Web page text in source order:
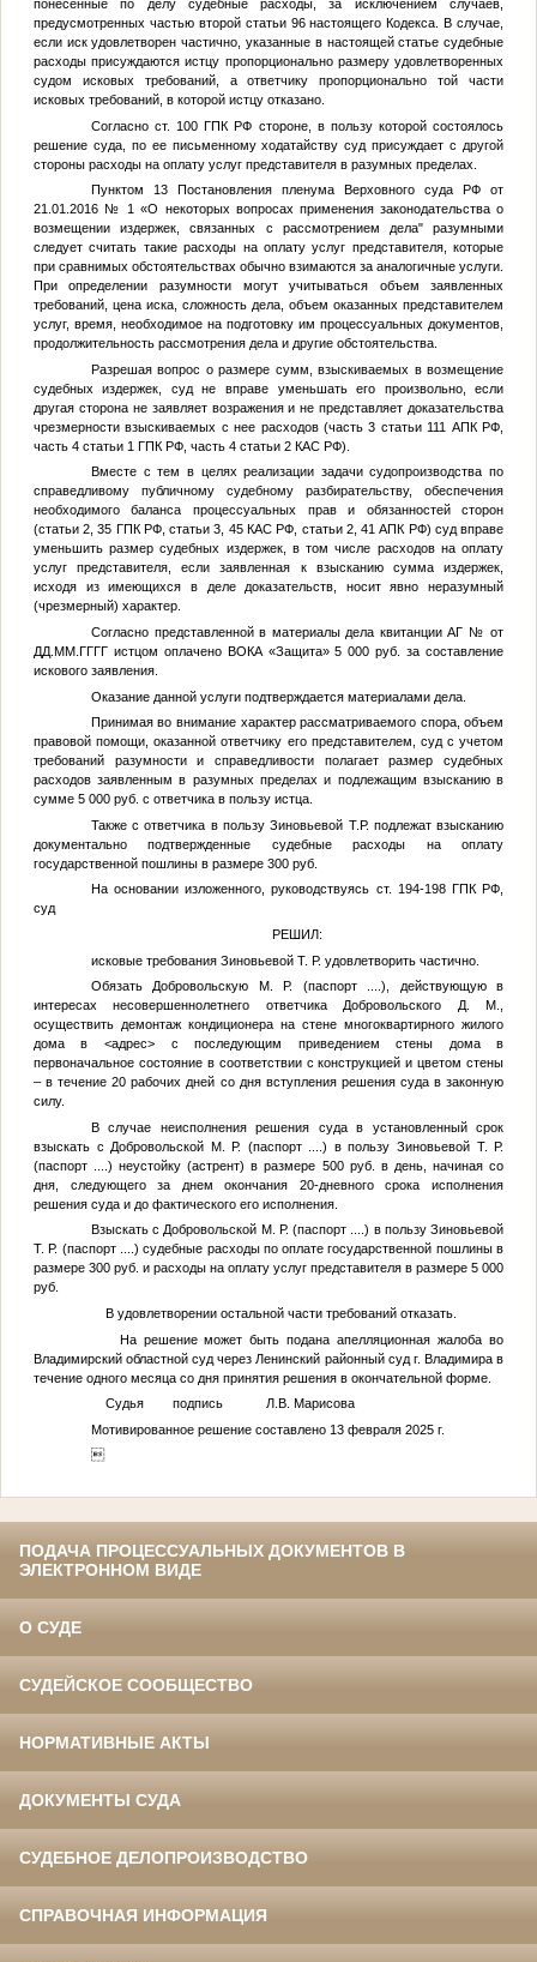
понесенные по делу судебные расходы, за исключением случаев,
предусмотренных частью второй статьи 96 настоящего Кодекса. В случае,
если иск удовлетворен частично, указанные в настоящей статье судебные
расходы присуждаются истцу пропорционально размеру удовлетворенных
судом исковых требований, а ответчику пропорционально той части
исковых требований, в которой истцу отказано.
Согласно ст. 100 ГПК РФ стороне, в пользу которой состоялось
решение суда, по ее письменному ходатайству суд присуждает с другой
стороны расходы на оплату услуг представителя в разумных пределах.
Пунктом 13 Постановления пленума Верховного суда РФ от
21.01.2016 № 1 «О некоторых вопросах применения законодательства о
возмещении издержек, связанных с рассмотрением дела" разумными
следует считать такие расходы на оплату услуг представителя, которые
при сравнимых обстоятельствах обычно взимаются за аналогичные услуги.
При определении разумности могут учитываться объем заявленных
требований, цена иска, сложность дела, объем оказанных представителем
услуг, время, необходимое на подготовку им процессуальных документов,
продолжительность рассмотрения дела и другие обстоятельства.
Разрешая вопрос о размере сумм, взыскиваемых в возмещение
судебных издержек, суд не вправе уменьшать его произвольно, если
другая сторона не заявляет возражения и не представляет доказательства
чрезмерности взыскиваемых с нее расходов (часть 3 статьи 111 АПК РФ,
часть 4 статьи 1 ГПК РФ, часть 4 статьи 2 КАС РФ).
Вместе с тем в целях реализации задачи судопроизводства по
справедливому публичному судебному разбирательству, обеспечения
необходимого баланса процессуальных прав и обязанностей сторон
(статьи 2, 35 ГПК РФ, статьи 3, 45 КАС РФ, статьи 2, 41 АПК РФ) суд вправе
уменьшить размер судебных издержек, в том числе расходов на оплату
услуг представителя, если заявленная к взысканию сумма издержек,
исходя из имеющихся в деле доказательств, носит явно неразумный
(чрезмерный) характер.
Согласно представленной в материалы дела квитанции АГ № от
ДД.ММ.ГГГГистцом оплачено ВОКА «Защита» 5 000 руб. за составление
искового заявления.
Оказание данной услуги подтверждается материалами дела.
Принимая во внимание характер рассматриваемого спора, объем
правовой помощи, оказанной ответчику его представителем, суд с учетом
требований разумности и справедливости полагает размер судебных
расходов заявленным в разумных пределах и подлежащим взысканию в
сумме 5 000 руб. с ответчика в пользу истца.
Также с ответчика в пользуЗиновьевой Т.Р. подлежат взысканию
документально подтвержденные судебные расходы на оплату
государственной пошлины в размере 300 руб.
На основании изложенного, руководствуясь ст. 194-198 ГПК РФ,
суд
РЕШИЛ:
исковые требования Зиновьевой Т. Р. удовлетворить частично.
Обязать Добровольскую М. Р. (паспорт ....), действующую в
интересах несовершеннолетнего ответчика Добровольского Д. М.
осуществить демонтаж кондиционера на стене многоквартирного жилого
дома в <адрес> с последующим приведением стены дома в
первоначальное состояние в соответствии с конструкцией и цветом стены
– в течение 20 рабочих дней со дня вступления решения суда в законную
силу.
В случае неисполнения решения суда в установленный срок
взыскать с Добровольской М. Р. (паспорт ....) в пользу Зиновьевой Т. Р.
(паспорт
....) неустойку (астрент) в размере 500 руб. в день, начиная со
дня, следующего за днем окончания 20-дневного срока исполнения
решения суда и до фактического его исполнения.
Взыскать с Добровольской М. Р. (паспорт ....) в пользуЗиновьевой
Т. Р. (паспорт
) судебные расходы по оплате государственной пошлины в
размере 300 руб. и расходы на оплату услуг представителя в размере 5 000
руб.
В удовлетворении остальной части требований отказать.
На решение может быть подана апелляционная жалоба во
Владимирский областной суд через Ленинский районный суд г. Владимира в
течение одного месяца со дня принятия решения в окончательной форме.
Судья подпись Л.В. Марисова
Мотивированное решение составлено 13 февраля 2025 г.

ПОДАЧА ПРОЦЕССУАЛЬНЫХ ДОКУМЕНТОВ В
ЭЛЕКТРОННОМ ВИДЕ
О СУДЕ
СУДЕЙСКОЕ СООБЩЕСТВО
НОРМАТИВНЫЕ АКТЫ
ДОКУМЕНТЫ СУДА
СУДЕБНОЕ ДЕЛОПРОИЗВОДСТВО
СПРАВОЧНАЯ ИНФОРМАЦИЯ